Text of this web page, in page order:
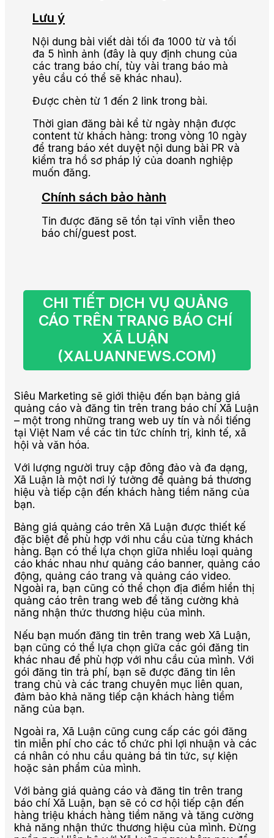
Lưu ý
Nội dung bài viết dài tối đa 1000 từ và tối
đa 5 hình ảnh (đây là quy định chung của
các trang báo chí, tùy vài trang báo mà
yêu cầu có thể sẽ khác nhau).
Được chèn từ 1 đến 2 link trong bài.
Thời gian đăng bài kể từ ngày nhận được
content từ khách hàng: trong vòng 10 ngày
để trang báo xét duyệt nội dung bài PR và
kiểm tra hồ sơ pháp lý của doanh nghiệp
muốn đăng.
Chính sách bảo hành
Tin được đăng sẽ tồn tại vĩnh viễn theo
báo chí/guest post.
CHI TIẾT DỊCH VỤ QUẢNG
CÁO TRÊN TRANG BÁO CHÍ
XÃ LUẬN
(XALUANNEWS.COM)
Siêu Marketing sẽ giới thiệu đến bạn bảng giá
quảng cáo và đăng tin trên trang báo chí Xã Luận
– một trong những trang web uy tín và nổi tiếng
tại Việt Nam về các tin tức chính trị, kinh tế, xã
hội và văn hóa.
Với lượng người truy cập đông đảo và đa dạng,
Xã Luận là một nơi lý tưởng để quảng bá thương
hiệu và tiếp cận đến khách hàng tiềm năng của
bạn.
Bảng giá quảng cáo trên Xã Luận được thiết kế
đặc biệt để phù hợp với nhu cầu của từng khách
hàng. Bạn có thể lựa chọn giữa nhiều loại quảng
cáo khác nhau như quảng cáo banner, quảng cáo
động, quảng cáo trang và quảng cáo video.
Ngoài ra, bạn cũng có thể chọn địa điểm hiển thị
quảng cáo trên trang web để tăng cường khả
năng nhận thức thương hiệu của mình.
Nếu bạn muốn đăng tin trên trang web Xã Luận,
bạn cũng có thể lựa chọn giữa các gói đăng tin
khác nhau để phù hợp với nhu cầu của mình. Với
gói đăng tin trả phí, bạn sẽ được đăng tin lên
trang chủ và các trang chuyên mục liên quan,
đảm bảo khả năng tiếp cận khách hàng tiềm
năng của bạn.
Ngoài ra, Xã Luận cũng cung cấp các gói đăng
tin miễn phí cho các tổ chức phi lợi nhuận và các
cá nhân có nhu cầu quảng bá tin tức, sự kiện
hoặc sản phẩm của mình.
Với bảng giá quảng cáo và đăng tin trên trang
báo chí Xã Luận, bạn sẽ có cơ hội tiếp cận đến
hàng triệu khách hàng tiềm năng và tăng cường
khả năng nhận thức thương hiệu của mình. Đừng